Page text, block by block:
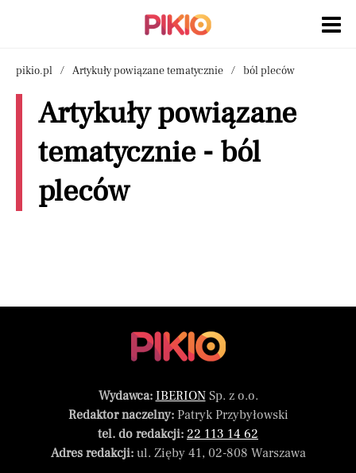
pikio.pl Artykuły powiązane tematycznie ból pleców
Artykuły powiązane
tematycznie - ból
pleców
Wydawca: IBERIONSp. z o.o.
Redaktor naczelny:Patryk Przybyłowski
tel. do redakcji: 22 113 14 62
Adres redakcji:ul. Zięby 41, 02-808 Warszawa